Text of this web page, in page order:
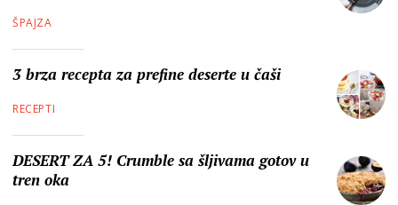
ŠPAJZA
3 brza recepta za prefine deserte u čaši
RECEPTI
DESERT ZA 5! Crumble sa šljivama gotov u
tren oka